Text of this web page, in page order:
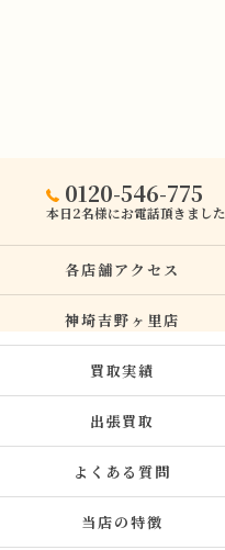
0120-546-775
本日2名様にお電話頂きました
各店舗アクセス
神埼吉野ヶ里店
買取実績
出張買取
よくある質問
当店の特徴